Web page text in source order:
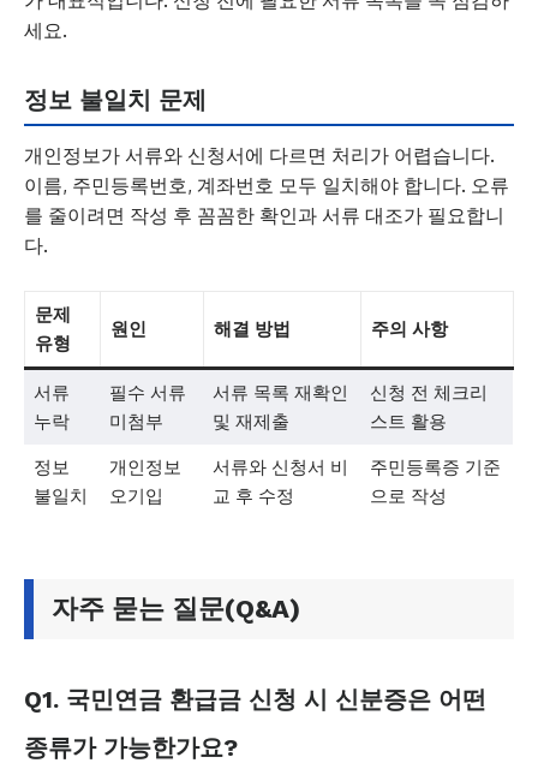
세요.
정보 불일치 문제
개인정보가 서류와 신청서에 다르면 처리가 어렵습니다.
이름, 주민등록번호, 계좌번호 모두 일치해야 합니다. 오류
를 줄이려면 작성 후 꼼꼼한 확인과 서류 대조가 필요합니
다.
문제
유형
원인 해결 방법 주의 사항
서류
누락
필수 서류
미첨부
서류 목록 재확인
및 재제출
신청 전 체크리
스트 활용
정보
불일치
개인정보
오기입
서류와 신청서 비
교 후 수정
주민등록증 기준
으로 작성
자주 묻는 질문(Q&A)
Q1. 국민연금 환급금 신청 시 신분증은 어떤
종류가 가능한가요?